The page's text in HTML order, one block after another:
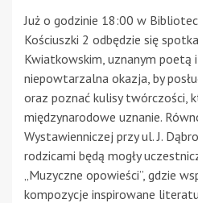
Już o godzinie 18:00 w
Kościuszki 2 odbędzie się
Kwiatkowskim, uznanym poetą
niepowtarzalna okazja, by
oraz poznać kulisy twórczości,
międzynarodowe uznanie.
Wystawienniczej przy ul. J.
rodzicami będą mogły
„Muzyczne opowieści”, gdzie
kompozycje inspirowane